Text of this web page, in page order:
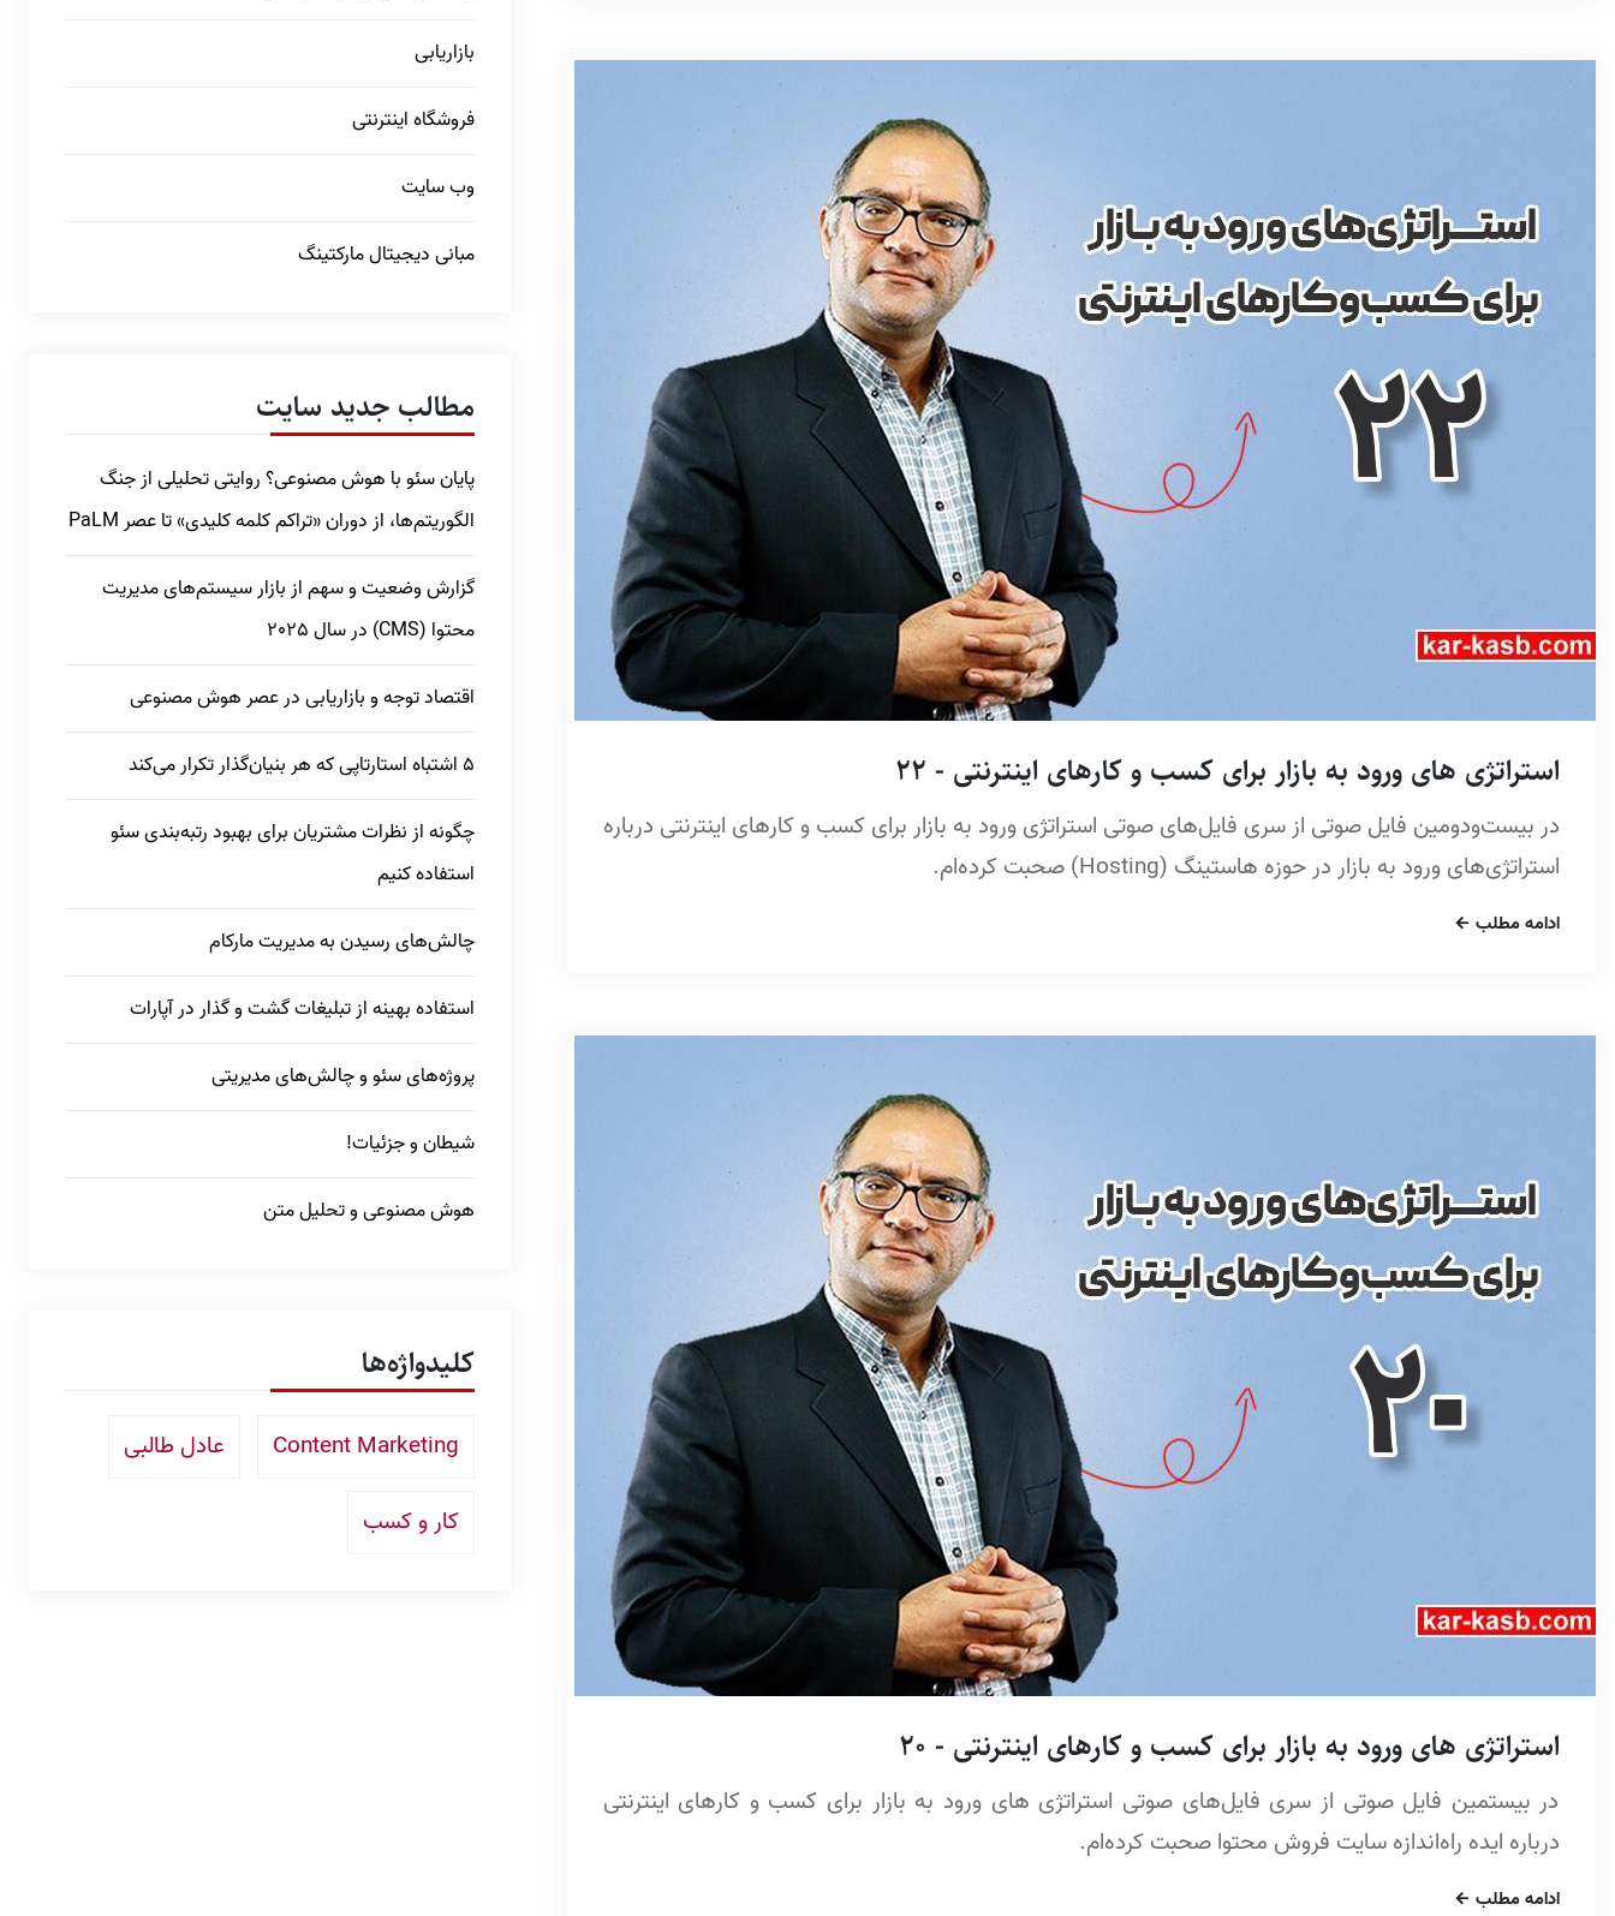
استراتژی های ورود به بازار برای کسب و کارهای اینترنتی - 22
در بیست‌ودومین فایل صوتی از سری فایل‌های صوتی استراتژی ورود به بازار برای کسب و کارهای اینترنتی درباره
استراتژی‌های ورود به بازار در حوزه هاستینگ (Hosting) صحبت کرده‌ام.
ادامه مطلب
استراتژی های ورود به بازار برای کسب و کارهای اینترنتی - 20
در بیستمین فایل صوتی از سری فایل‌های صوتی استراتژی های ورود به بازار برای کسب و کارهای اینترنتی
درباره ایده راه‌اندازه سایت فروش محتوا صحبت کرده‌ام.
ادامه مطلب
بازاریابی
فروشگاه اینترنتی
وب سایت
مبانی دیجیتال مارکتینگ
مطالب جدید سایت
پایان سئو با هوش مصنوعی؟ روایتی تحلیلی از جنگ
الگوریتم‌ها، از دوران «تراکم کلمه کلیدی» تا عصر PaLM
گزارش وضعیت و سهم از بازار سیستم‌های مدیریت
محتوا (CMS) در سال 2025
اقتصاد توجه و بازاریابی در عصر هوش مصنوعی
5 اشتباه استارتاپی که هر بنیان‌گذار تکرار می‌کند
چگونه از نظرات مشتریان برای بهبود رتبه‌بندی سئو
استفاده کنیم
چالش‌های رسیدن به مدیریت مارکام
استفاده بهینه از تبلیغات گشت و گذار در آپارات
پروژه‌های سئو و چالش‌های مدیریتی
شیطان و جزئیات!
هوش مصنوعی و تحلیل متن
کلیدواژه‌ها
Content Marketing عادل طالبی
کار و کسب